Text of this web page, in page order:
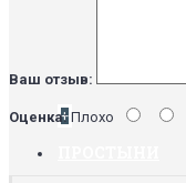
+
Ваш отзыв:
Оценка: Плохо